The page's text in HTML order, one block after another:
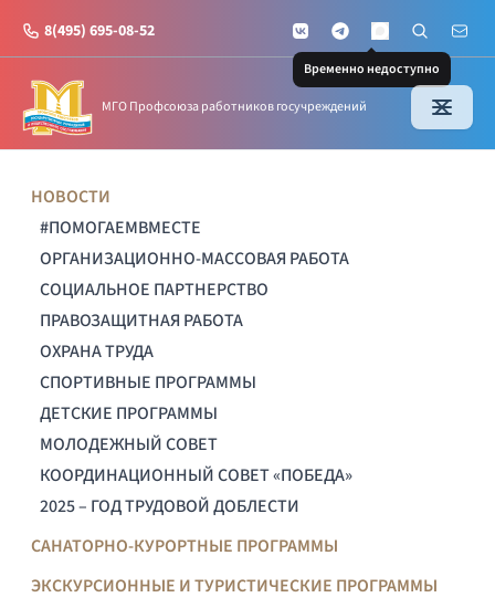
8(495) 695-08-52 VKontakteTelegramMAX
Временно недоступно
Поиск по
Почта
МГО Профсоюза работников госучреждений
НОВОСТИ
#ПОМОГАЕМВМЕСТЕ
ОРГАНИЗАЦИОННО-МАССОВАЯ РАБОТА
СОЦИАЛЬНОЕ ПАРТНЕРСТВО
ПРАВОЗАЩИТНАЯ РАБОТА
ОХРАНА ТРУДА
СПОРТИВНЫЕ ПРОГРАММЫ
ДЕТСКИЕ ПРОГРАММЫ
МОЛОДЕЖНЫЙ СОВЕТ
КООРДИНАЦИОННЫЙ СОВЕТ «ПОБЕДА»
2025 – ГОД ТРУДОВОЙ ДОБЛЕСТИ
САНАТОРНО-КУРОРТНЫЕ ПРОГРАММЫ
ЭКСКУРСИОННЫЕ И ТУРИСТИЧЕСКИЕ ПРОГРАММЫ